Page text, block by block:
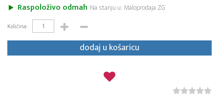
Raspoloživo odmah Na stanju u: Maloprodaja ZG
Količina:
dodaj u košaricu